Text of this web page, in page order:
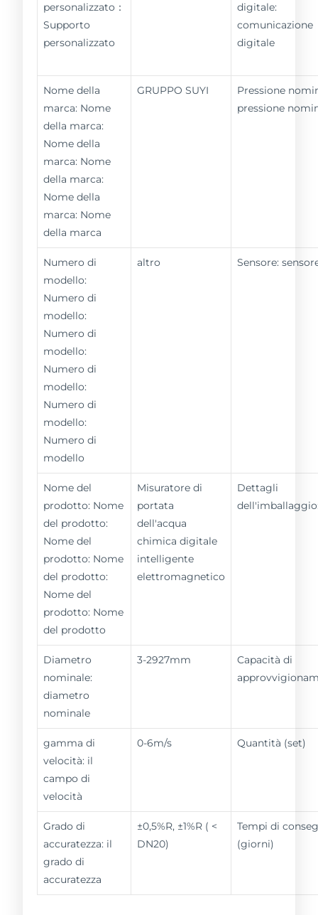
personalizzato：
Supporto
personalizzato
digitale:
comunicazione
digitale
Nome della
marca: Nome
della marca:
Nome della
marca: Nome
della marca:
Nome della
marca: Nome
della marca
GRUPPO SUYI
Pressione
pressione
Numero di
modello:
Numero di
modello:
Numero di
modello:
Numero di
modello:
Numero di
modello:
Numero di
modello
altro Sensore:
Nome del
prodotto: Nome
del prodotto:
Nome del
prodotto: Nome
del prodotto:
Nome del
prodotto: Nome
del prodotto
Misuratore di
portata
dell'acqua
chimica digitale
intelligente
elettromagnetico
Dettagli
Diametro
nominale:
diametro
nominale
3-2927mm
Capacità di
gamma di
velocità: il
campo di
velocità
0-6m/s Quantità (set)
Grado di
accuratezza: il
grado di
accuratezza
±0,5%R, ±1%R ( <
DN20)
Tempi di
(giorni)